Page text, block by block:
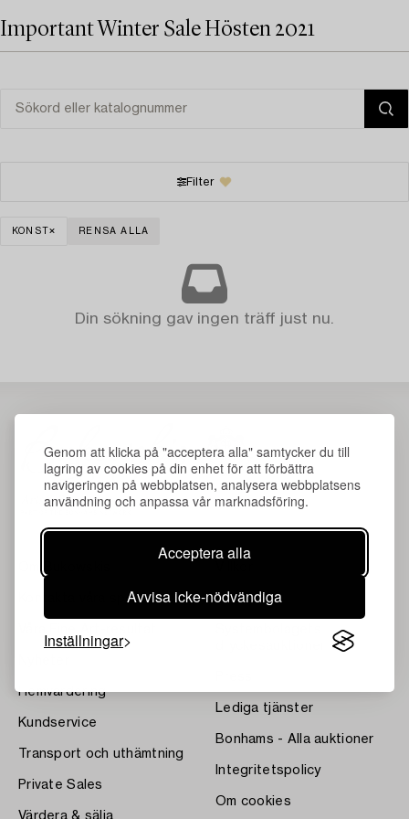
Genom att klicka på "acceptera alla" samtycker du till
lagring av cookies på din enhet för att förbättra
navigeringen på webbplatsen, analysera webbplatsens
användning och anpassa vår marknadsföring.
Acceptera alla
Avvisa icke-nödvändiga
Inställningar
Important Winter Sale Hösten 2021
Filter
KONST RENSA ALLA
Din sökning gav ingen träff just nu.
Kontakta våra specialister
Hemvärdering
Kundservice
Transport och uthämtning
Private Sales
Värdera & sälja
Bukipedia
Lediga tjänster
Bonhams - Alla auktioner
Integritetspolicy
Om cookies